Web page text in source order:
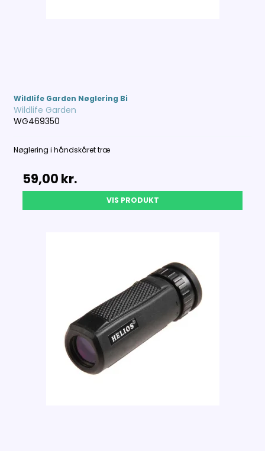
Wildlife Garden Nøglering Bi
Wildlife Garden
WG469350
Nøglering i håndskåret træ
59,00 kr.
VIS PRODUKT